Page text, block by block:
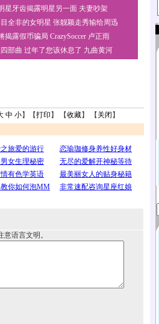
星牙齿揭露明星另一面 夫妻吵架
全非的女明星 张靓颖走秀输给周迅
揭露假币骗局 CrazySoccer 卢正雨
部曲 过年了您该休息了 九曲黄河
中 小】【打印 】 【收藏】 【 关闭 】
语言文明。